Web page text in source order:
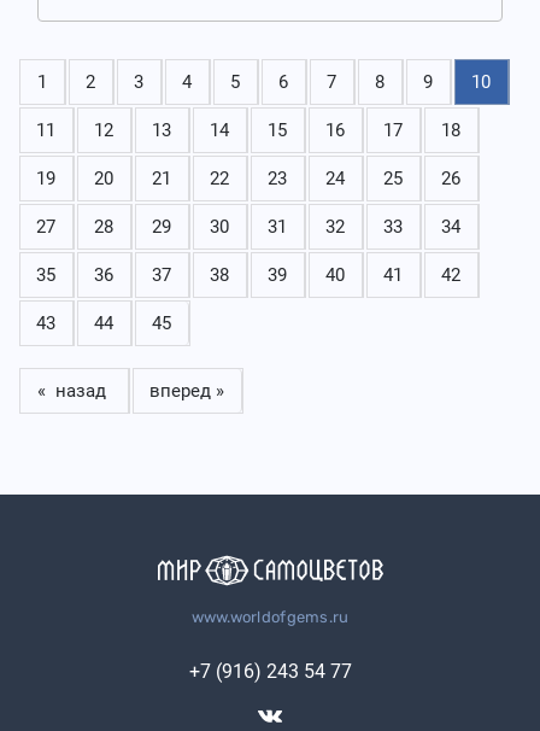
1 2 3 4 5 6 7 8 9 10
11 12 13 14 15 16 17 18
19 20 21 22 23 24 25 26
27 28 29 30 31 32 33 34
35 36 37 38 39 40 41 42
43 44 45
« назад вперед »
www.worldofgems.ru
+7 (916) 243 54 77